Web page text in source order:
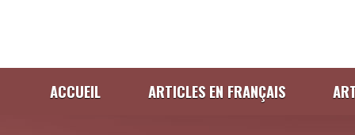
ACCUEIL ARTICLES EN FRANÇAIS